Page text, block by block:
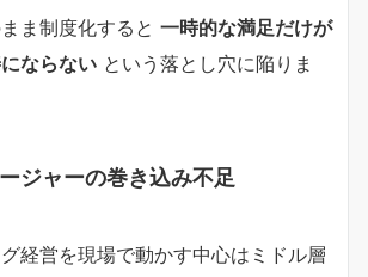
ま制度化すると 一時的な満足だけが
ならない という落とし穴に陥りま
ジャーの巻き込み不足
経営を現場で動かす中心はミドル層